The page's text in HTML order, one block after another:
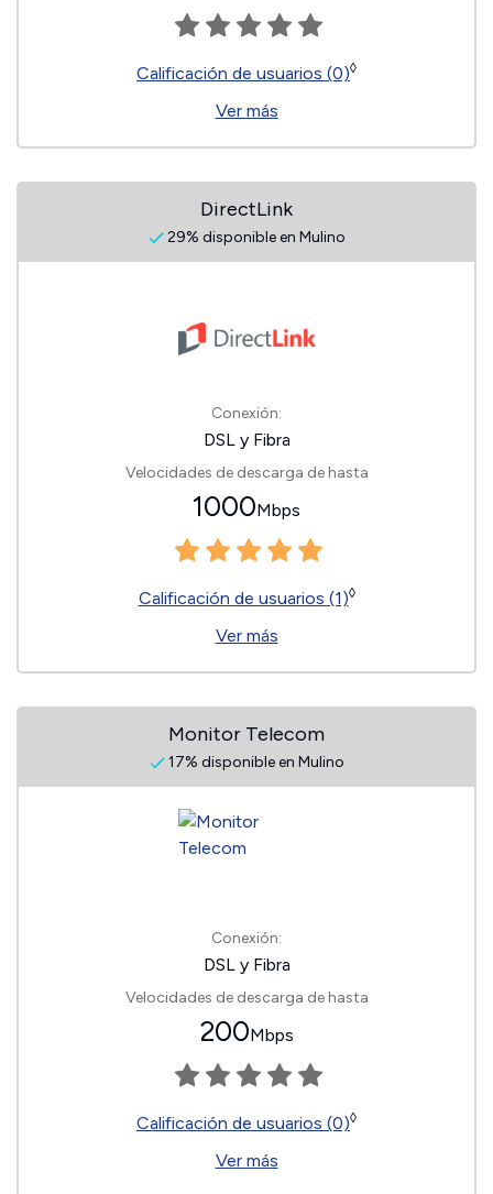
Calificación de usuarios (0)◊
Ver más
DirectLink
29% disponible en Mulino
Conexión:
DSL y Fibra
Velocidades de descarga de hasta
1000Mbps
Calificación de usuarios (1)◊
Ver más
Monitor Telecom
17% disponible en Mulino
Conexión:
DSL y Fibra
Velocidades de descarga de hasta
200Mbps
Calificación de usuarios (0)◊
Ver más